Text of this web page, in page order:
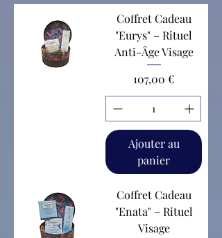
Coffret Cadeau
"Eurys" – Rituel
Anti-Âge Visage
Prix
107,00 €
Ajouter au
panier
Coffret Cadeau
"Enata" – Rituel
Visage